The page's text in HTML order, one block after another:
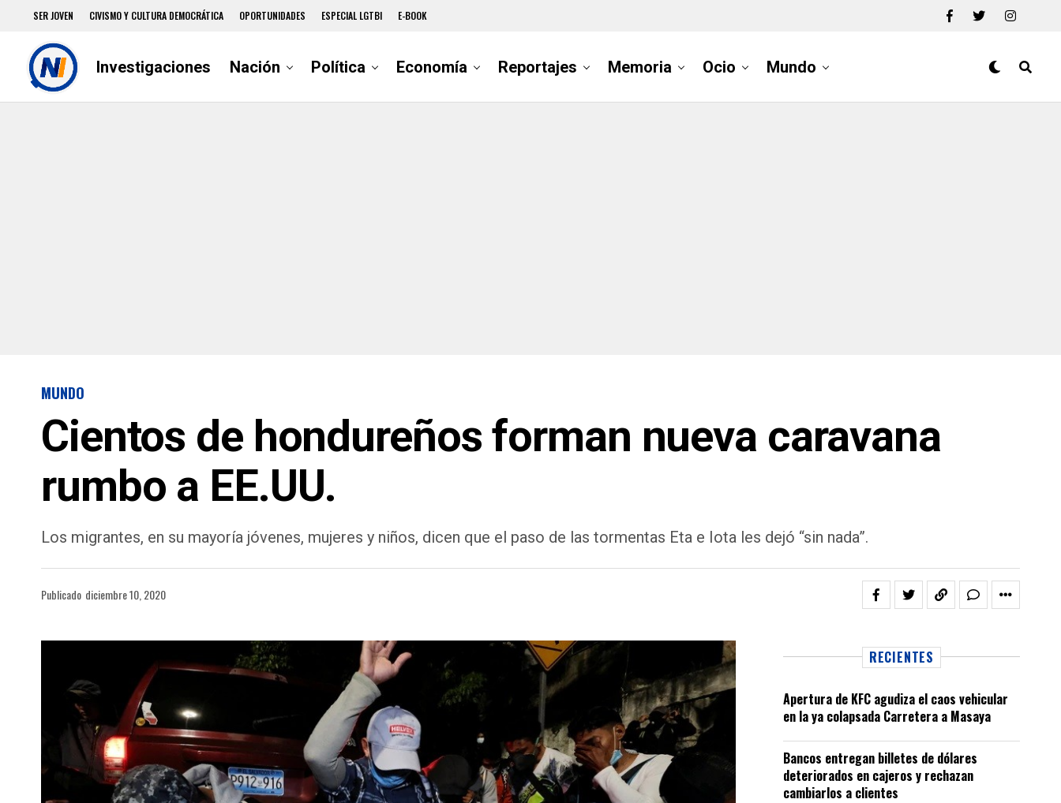
SER JOVEN CIVISMO Y CULTURA DEMOCRÁTICA OPORTUNIDADES ESPECIAL LGTBI E-BOOK
Investigaciones Nación Política Economía Reportajes Memoria Ocio Mundo
MUNDO
Cientos de hondureños forman nueva caravana
rumbo a EE.UU.
Los migrantes, en su mayoría jóvenes, mujeres y niños, dicen que el paso de las tormentas Eta e Iota les dejó “sin nada”.
Publicado diciembre 10, 2020
RECIENTES
Apertura de KFC agudiza el caos vehicular
en la ya colapsada Carretera a Masaya
Bancos entregan billetes de dólares
deteriorados en cajeros y rechazan
cambiarlos a clientes